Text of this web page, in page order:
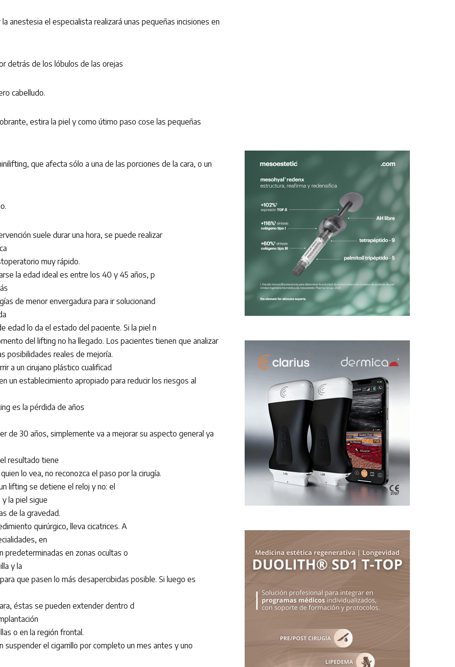
la anestesia el especialista realizará unas pequeñas incisiones en
detrás de los lóbulos de las orejas
cabelludo.
estira la piel y como útimo paso cose las pequeñas
que afecta sólo a una de las porciones de la cara, o un
suele durar una hora, se puede realizar
muy rápido.
la edad ideal es entre los 40 y 45 años, p
de menor envergadura para ir solucionand
edad lo da el estado del paciente. Si la piel n
del lifting no ha llegado. Los pacientes tienen que analizar
posibilidades reales de mejoría.
a un cirujano plástico cualificad
un establecimiento apropiado para reducir los riesgos al
es la pérdida de años
de 30 años, simplemente va a mejorar su aspecto general ya
resultado tiene
lo vea, no reconozca el paso por la cirugía.
lifting se detiene el reloj y no: el
la piel sigue
de la gravedad.
quirúrgico, lleva cicatrices. A
en
predeterminadas en zonas ocultas o
y la
que pasen lo más desapercibidas posible. Si luego es
éstas se pueden extender dentro d
o en la región frontal.
suspender el cigarrillo por completo un mes antes y uno